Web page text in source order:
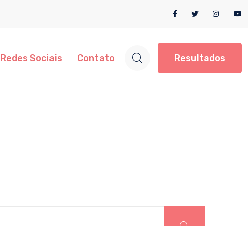
Redes Sociais Contato Resultados